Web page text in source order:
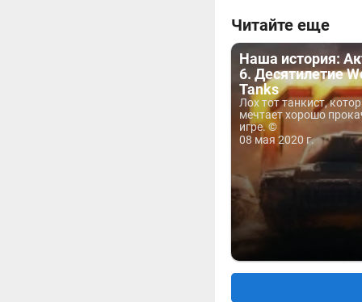
Читайте еще
Наша история:
6. Десятилетие
Tanks
Лох тот танкист,
мечтает хорошо
игре. ©
08 мая 2020 г.